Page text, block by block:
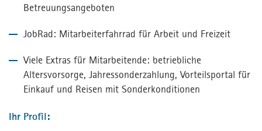
Betreuungsangeboten
JobRad: Mitarbeiterfahrrad für Arbeit und Freizeit
Viele Extras für Mitarbeitende: betriebliche
Altersvorsorge, Jahressonderzahlung, Vorteilsportal für
Einkauf und Reisen mit Sonderkonditionen
Ihr Profil: